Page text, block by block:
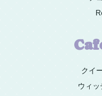
クイ
ウィッ